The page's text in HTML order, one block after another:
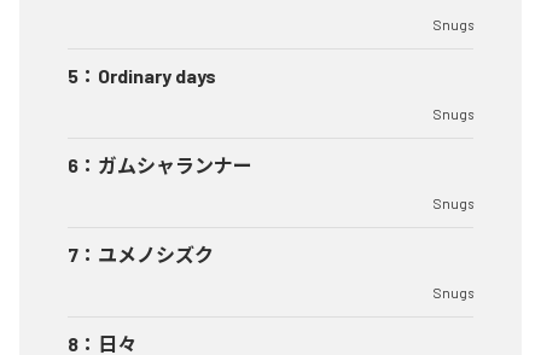
Snugs
5 ： Ordinary days
Snugs
6 ： ガムシャランナー
Snugs
7 ： ユメノシズク
Snugs
8 ： 日々